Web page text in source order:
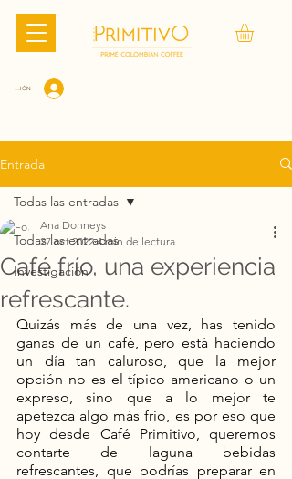
SESIÓN
Entrada
Todas las entradas
Investigación
Todas las entradas
Café frío, una experiencia
refrescante.
Ana Donneys
27 oct 2022 4 min de lectura
Quizás más de una vez, has tenido
ganas de un café, pero está haciendo
un día tan caluroso, que la mejor
opción no es el típico americano o un
expreso, sino que a lo mejor te
apetezca algo más frio, es por eso que
hoy desde Café Primitivo, queremos
contarte de laguna bebidas
refrescantes, que podrías preparar en